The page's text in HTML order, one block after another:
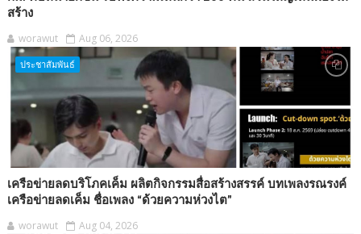
สร้าง
worawut Aug 06, 2026
ประชาสัมพันธ์
เครือข่ายลดบริโภคเค็ม ผลิตกิจกรรมสื่อสร้างสรรค์ บทเพลงรณรงค์
เครือข่ายลดเค็ม ชื่อเพลง “ด้วยความห่วงไต”
worawut Aug 04, 2026